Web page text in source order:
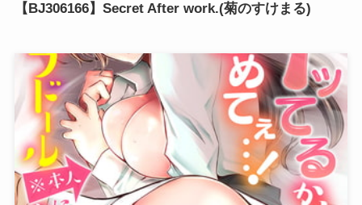
【BJ306166】Secret After work.(菊のすけまる)